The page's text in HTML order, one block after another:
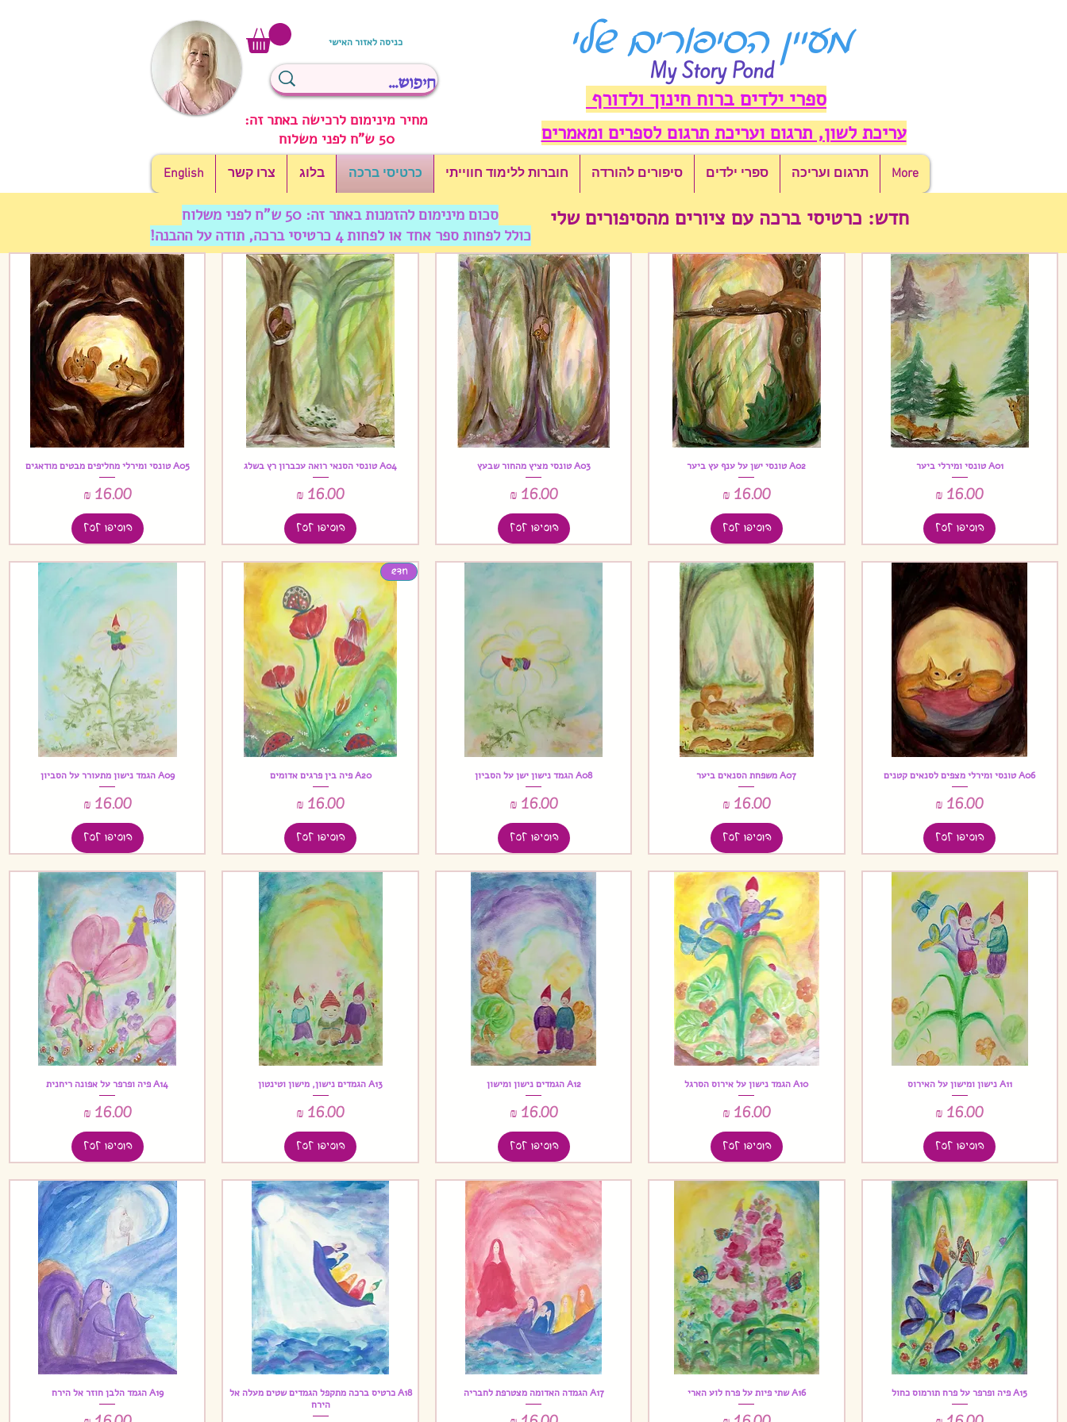
כניסה לאזור האישי
מחיר מינימום לרכישה באתר זה:
50 ש"ח לפני משלוח
מעיין הסיפורים שלי
My Story Pond
ספרי ילדים ברוח חינוך ולדורף
עריכת לשון, תרגום ועריכת תרגום לספרים ומאמרים
English צרו קשר בלוג כרטיסי ברכה חוברות ללימוד חווייתי סיפורים להורדה ספרי ילדים תרגום ועריכה More
סכום מינימום להזמנות באתר זה: 50 ש"ח לפני משלוח
כולל לפחות ספר אחד או לפחות 4 כרטיסי ברכה, תודה על ההבנה!
חדש: כרטיסי ברכה עם ציורים מהסיפורים שלי
תצוגה מהירהA01 טונסי ומירלי ביער
מחיר
הוסיפו לסל
תצוגה מהירה A02 טונסי ישן על ענף עץ ביער
מחיר‏16.00 ‏₪
הוסיפו לסל
תצוגה מהירה A03 טונסי מציץ מהחור שבעץ
מחיר‏16.00 ‏₪
הוסיפו לסל
תצוגה מהירה A04 טונסי הסנאי רואה עכברון רץ בשלג
מחיר
הוסיפו לסל
תצוגה מהירה A05 טונסי ומירלי מחליפים מבטים מודאגים
מחיר‏16.00 ‏₪
הוסיפו לסל
תצוגה מהירה A06 טונסי ומירלי מצפים לסנאים קטנים
מחיר
הוסיפו לסל
תצוגה מהירה A07 משפחת הסנאים ביער
מחיר‏16.00 ‏₪
הוסיפו לסל
תצוגה מהירה A08 הגמד נישון ישן על הסביון
מחיר‏16.00 ‏₪
הוסיפו לסל
תצוגה מהירה
חדש
A20 פיה בין פרגים אדומים
מחיר
הוסיפו לסל
תצוגה מהירה A09 הגמד נישון מתעורר על הסביון
מחיר‏16.00 ‏₪
הוסיפו לסל
תצוגה מהירה A11 נישון ומישון על האירוס
מחיר
הוסיפו לסל
תצוגה מהירה A10 הגמד נישון על אירוס הסרגל
מחיר‏16.00 ‏₪
הוסיפו לסל
תצוגה מהירה A12 הגמדים נישון ומישון
מחיר‏16.00 ‏₪
הוסיפו לסל
תצוגה מהירה A13 הגמדים נישון, מישון וטינטון
מחיר
הוסיפו לסל
תצוגה מהירה A14 פיה ופרפר על אפונה ריחנית
מחיר‏16.00 ‏₪
הוסיפו לסל
תצוגה מהירה A15 פיה ופרפר על פרח תורמוס כחול תצוגה מהירה A16 שתי פיות על פרח לוע הארי תצוגה מהירה A17 הגמדה האדומה מצטרפת לחבריה תצוגה מהירה
A18 כרטיס ברכה מתקפל הגמדים שטים מעלה אל
הירח
תצוגה מהירה A19 הגמד הלבן חוזר אל הירח